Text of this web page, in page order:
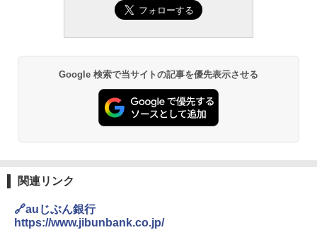
Google 検索で当サイトの記事を優先表示させる
関連リンク
🔗auじぶん銀行
https://www.jibunbank.co.jp/